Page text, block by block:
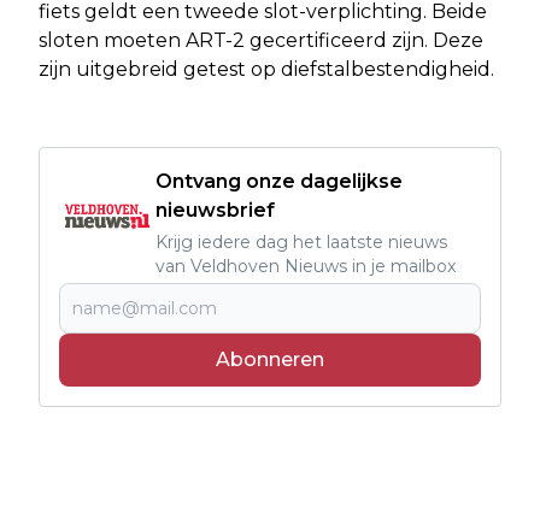
fiets geldt een tweede slot-verplichting. Beide
sloten moeten ART-2 gecertificeerd zijn. Deze
zijn uitgebreid getest op diefstalbestendigheid.
Ontvang onze dagelijkse
nieuwsbrief
Krijg iedere dag het laatste nieuws
van Veldhoven Nieuws in je mailbox
Abonneren